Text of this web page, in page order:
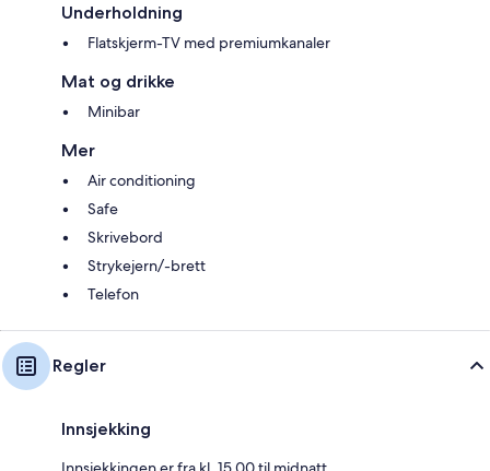
Underholdning
Flatskjerm-TV med premiumkanaler
Mat og drikke
Minibar
Mer
Air conditioning
Safe
Skrivebord
Strykejern/-brett
Telefon
Regler
Innsjekking